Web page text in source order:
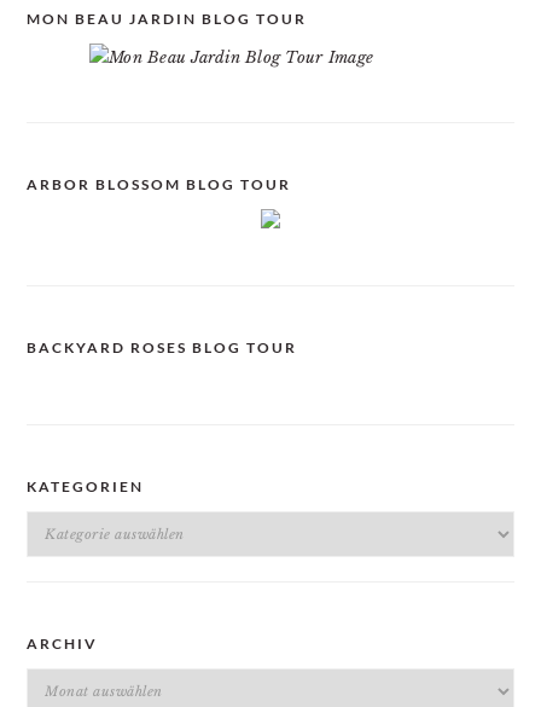
MON BEAU JARDIN BLOG TOUR
ARBOR BLOSSOM BLOG TOUR
BACKYARD ROSES BLOG TOUR
KATEGORIEN
Kategorien
ARCHIV
Archiv